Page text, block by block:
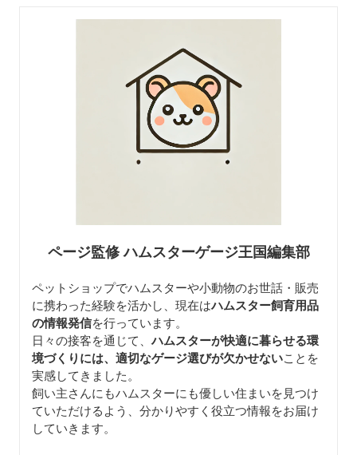
ページ監修 ハムスターゲージ王国編集部
ペットショップでハムスターや小動物のお世話・販売
に携わった経験を活かし、現在はハムスター飼育用品
の情報発信を行っています。
日々の接客を通じて、ハムスターが快適に暮らせる環
境づくりには、適切なゲージ選びが欠かせないことを
実感してきました。
飼い主さんにもハムスターにも優しい住まいを見つけ
ていただけるよう、分かりやすく役立つ情報をお届け
していきます。